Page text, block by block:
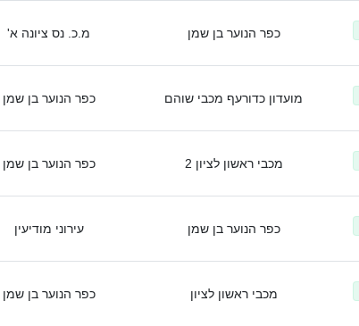
כפר הנוער בן שמן מ.כ. נס ציונה א'
מועדון כדורעף מכבי שוהם כפר הנוער בן שמן
מכבי ראשון לציון 2 כפר הנוער בן שמן
כפר הנוער בן שמן עירוני מודיעין
מכבי ראשון לציון כפר הנוער בן שמן